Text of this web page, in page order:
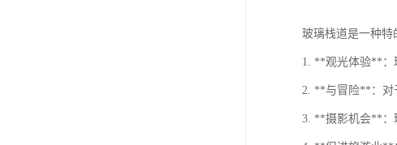
玻璃栈道是一种特
1. **观光体验**：
2. **与冒险**：对
3. **摄影机会**：